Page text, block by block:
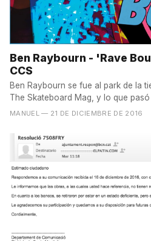
Ben Raybourn - 'Rave
CCS
Ben Raybourn se fue al park de la
The Skateboard Mag, y lo que
MANUEL — 21 DE DICIEMBRE DE 2016